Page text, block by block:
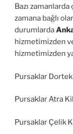
Bazı zamanlarda
zamana bağlı
durumlarda
hizmetimizden
hizmetimizden
Pursaklar
Pursaklar Atra
Pursaklar Çelik